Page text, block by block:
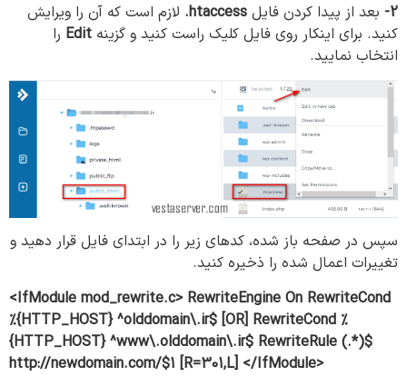
2- بعد از پیدا کردن فایل
لازم است که آن را ویرایش
کنید. برای اینکار روی فایل کلیک راست کنید و گزینه Edit را
انتخاب نمایید.
سپس در صفحه باز شده، کدهای زیر را در ابتدای فایل قرار دهید و
تغییرات اعمال شده را ذخیره کنید.
<IfModule mod_rewrite.c> RewriteEngine On RewriteCond
%{HTTP_HOST} ^olddomain\.ir$ [OR] RewriteCond %
{HTTP_HOST} ^www\.olddomain\.ir$ RewriteRule (.*)$
http://newdomain.com/$1 [R=301,L] </IfModule>